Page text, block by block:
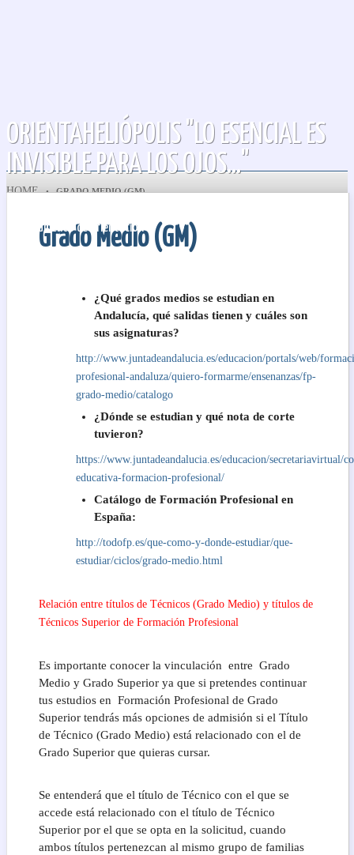
ORIENTAHELIÓPOLIS "LO ESENCIAL ES
INVISIBLE PARA LOS OJOS..."
Departamento de Orientación
HOME•GRADO MEDIO (GM)
Grado Medio (GM)
¿Qué grados medios se estudian en
Andalucía, qué salidas tienen y cuáles son
sus asignaturas?
http://www.juntadeandalucia.es/educacion/portals/web/
profesional-andaluza/quiero-formarme/ensenanzas/fp-
grado-medio/catalogo
¿Dónde se estudian y qué nota de corte
tuvieron?
https://www.juntadeandalucia.es/educacion/secretariavirtual/
educativa-formacion-profesional/
Catálogo de Formación Profesional en
España:
http://todofp.es/que-como-y-donde-estudiar/que-
estudiar/ciclos/grado-medio.html
Relación entre títulos de Técnicos (Grado Medio) y títulos de
Técnicos Superior de Formación Profesional
Es importante conocer la vinculación entre Grado
Medio y Grado Superior ya que si pretendes continuar
tus estudios en Formación Profesional de Grado
Superior tendrás más opciones de admisión si el Título
de Técnico (Grado Medio) está relacionado con el de
Grado Superior que quieras cursar.
Se entenderá que el título de Técnico con el que se
accede está relacionado con el título de Técnico
Superior por el que se opta en la solicitud, cuando
ambos títulos pertenezcan al mismo grupo de familias